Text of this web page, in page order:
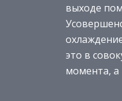
выходе
это в
момента, а